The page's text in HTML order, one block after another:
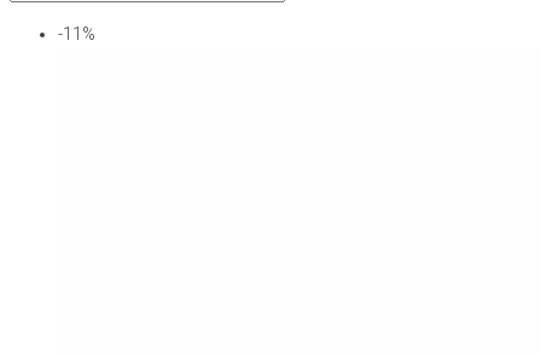
-11%